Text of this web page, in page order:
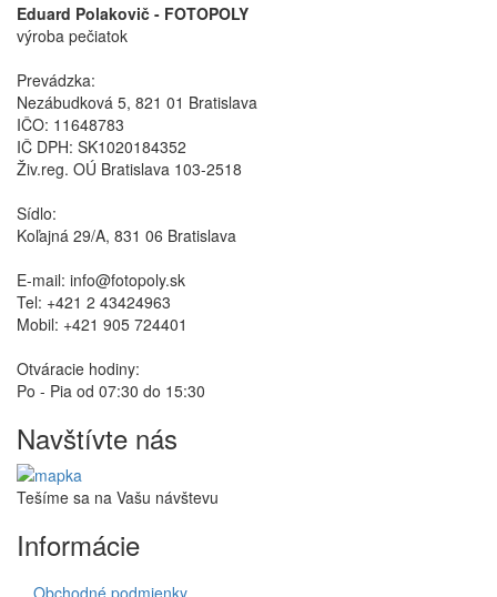
Eduard Polakovič - FOTOPOLY
výroba pečiatok
Prevádzka:
Nezábudková 5, 821 01 Bratislava
IČO: 11648783
IČ DPH: SK1020184352
Živ.reg. OÚ Bratislava 103-2518
Sídlo:
Koľajná 29/A, 831 06 Bratislava
E-mail: info@fotopoly.sk
Tel: +421 2 43424963
Mobil: +421 905 724401
Otváracie hodiny:
Po - Pia od 07:30 do 15:30
Navštívte nás
Tešíme sa na Vašu návštevu
Informácie
Obchodné podmienky